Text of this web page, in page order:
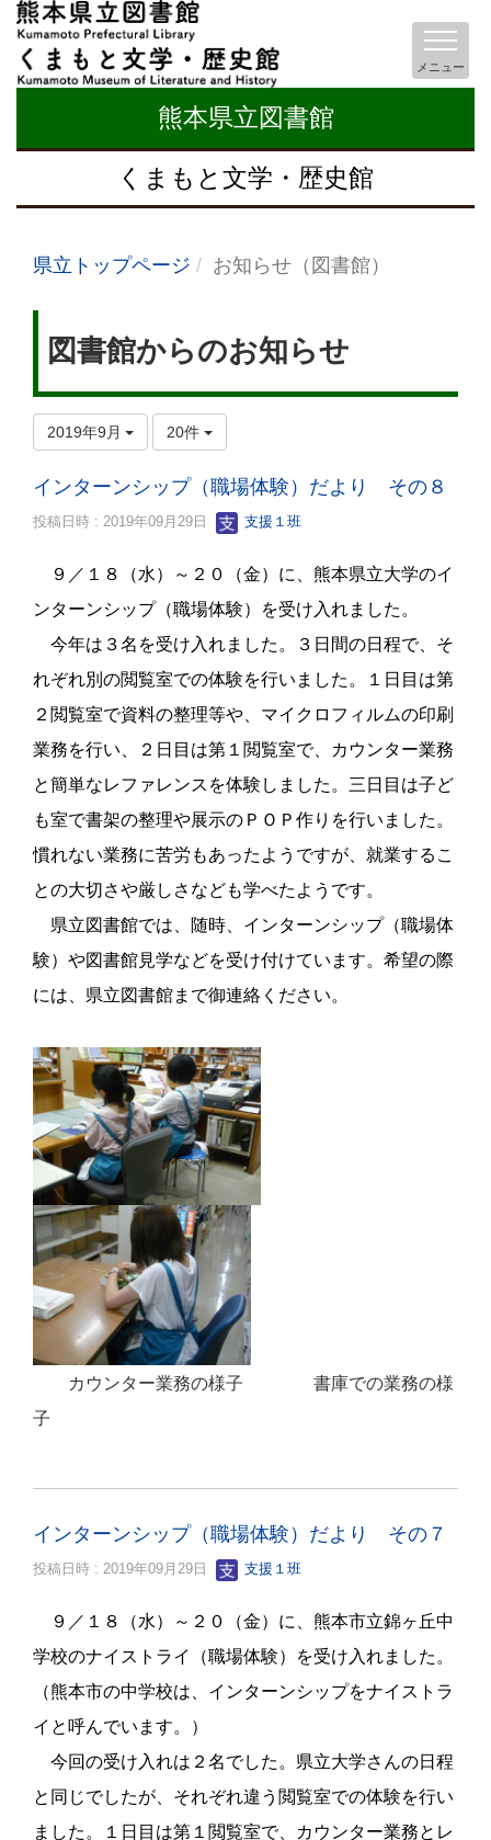
熊本県立図書館
くまもと文学・歴史館
メニュー
県立トップページ お知らせ（図書館）
図書館からのお知らせ
2019年9月 20件
インターンシップ（職場体験）だより その８
投稿日時 : 2019年09月29日 支援１班
９／１８（水）～２０（金）に、熊本県立大学のイ
ンターンシップ（職場体験）を受け入れました。
今年は３名を受け入れました。３日間の日程で、そ
れぞれ別の閲覧室での体験を行いました。１日目は第
２閲覧室で資料の整理等や、マイクロフィルムの印刷
業務を行い、２日目は第１閲覧室で、カウンター業務
と簡単なレファレンスを体験しました。三日目は子ど
も室で書架の整理や展示のＰＯＰ作りを行いました。
慣れない業務に苦労もあったようですが、就業するこ
との大切さや厳しさなども学べたようです。
県立図書館では、随時、インターンシップ（職場体
験）や図書館見学などを受け付けています。希望の際
には、県立図書館まで御連絡ください。
カウンター業務の様子 書庫での業務の様
子
インターンシップ（職場体験）だより その７
投稿日時 : 2019年09月29日 支援１班
９／１８（水）～２０（金）に、熊本市立錦ヶ丘中
学校のナイストライ（職場体験）を受け入れました。
（熊本市の中学校は、インターンシップをナイストラ
イと呼んでいます。）
今回の受け入れは２名でした。県立大学さんの日程
と同じでしたが、それぞれ違う閲覧室での体験を行い
ました。１日目は第１閲覧室で、カウンター業務とレ